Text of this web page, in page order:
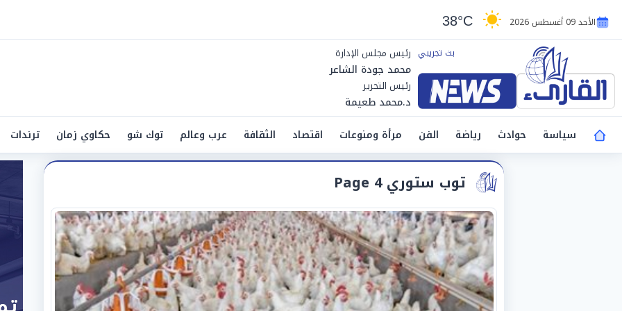
الأحد 09 أغسطس 2026 38°C
رئيس مجلس الإدارة
محمد جودة الشاعر
رئيس التحرير
د.محمد طعيمة
سياسة
حوادث رياضة الفن مرأة ومنوعات اقتصاد الثقافة عرب وعالم توك شو حكاوي زمان ترندات
توب ستوري Page 4